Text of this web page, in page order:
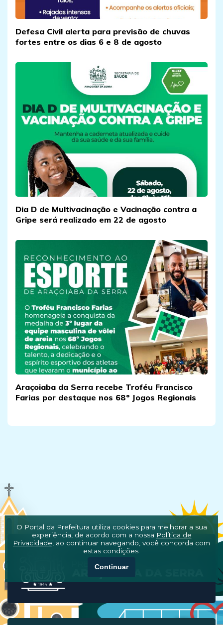
Defesa Civil alerta para previsão de chuvas
fortes entre os dias 6 e 8 de agosto
Dia D de Multivacinação e Vacinação contra a
Gripe será realizado em 22 de agosto
Araçoiaba da Serra recebe Troféu Francisco
Farias por destaque nos 68º Jogos Regionais
O Portal da Prefeitura utiliza cookies para melhorar a sua
experiência, de acordo com a nossa Política de
Privacidade , ao continuar navegando, você concorda com
estas condições.
Continuar